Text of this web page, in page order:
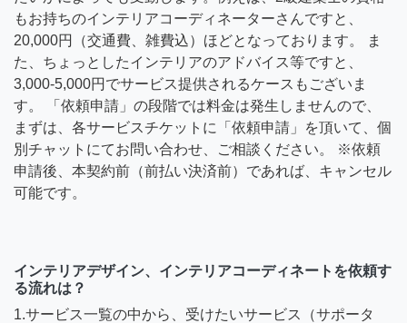
もお持ちのインテリアコーディネーターさんですと、
20,000円（交通費、雑費込）ほどとなっております。 ま
た、ちょっとしたインテリアのアドバイス等ですと、
3,000-5,000円でサービス提供されるケースもございま
す。 「依頼申請」の段階では料金は発生しませんので、
まずは、各サービスチケットに「依頼申請」を頂いて、個
別チャットにてお問い合わせ、ご相談ください。 ※依頼
申請後、本契約前（前払い決済前）であれば、キャンセル
可能です。
インテリアデザイン、インテリアコーディネートを依頼す
る流れは？
1.サービス一覧の中から、受けたいサービス（サポータ